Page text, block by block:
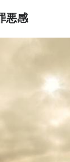
悪感